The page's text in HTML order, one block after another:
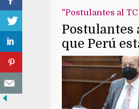
"Postulantes al
Postulantes
que Perú